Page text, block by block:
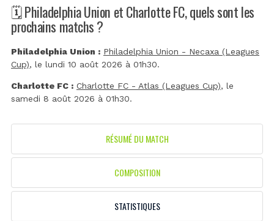
🗓️ Philadelphia Union et Charlotte FC, quels sont les
prochains matchs ?
Philadelphia Union : Philadelphia Union - Necaxa (Leagues
Cup), le lundi 10 août 2026 à 01h30.
Charlotte FC : Charlotte FC - Atlas (Leagues Cup), le
samedi 8 août 2026 à 01h30.
RÉSUMÉ DU MATCH
COMPOSITION
STATISTIQUES